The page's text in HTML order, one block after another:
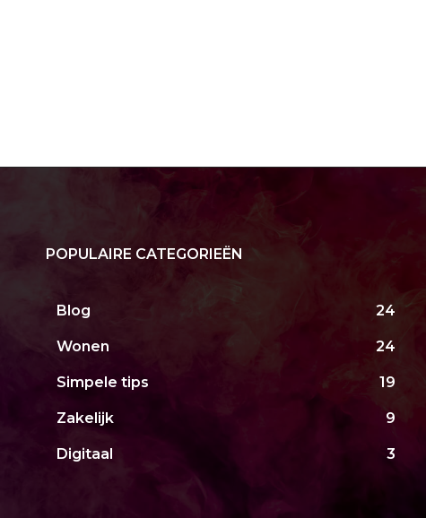
POPULAIRE CATEGORIEËN
Blog 24
Wonen 24
Simpele tips 19
Zakelijk 9
Digitaal 3